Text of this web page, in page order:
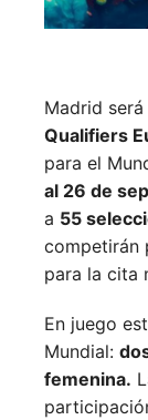
Madrid
Qualifiers
para el
al 26 de
a 55
competirán
para la cita
En juego
Mundial:
femenina.